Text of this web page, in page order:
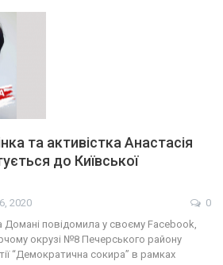
та активістка Анастасія
до Київської
2020
0
повідомила у своєму Facebook,
окрузі №8 Печерського району
“Демократична сокира” в рамках